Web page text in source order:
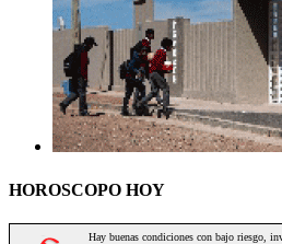
HOROSCOPO HOY